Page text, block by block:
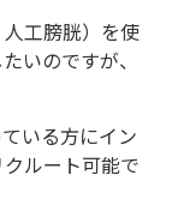
工膀胱）を使
いのですが、
いる方にイン
ルート可能で